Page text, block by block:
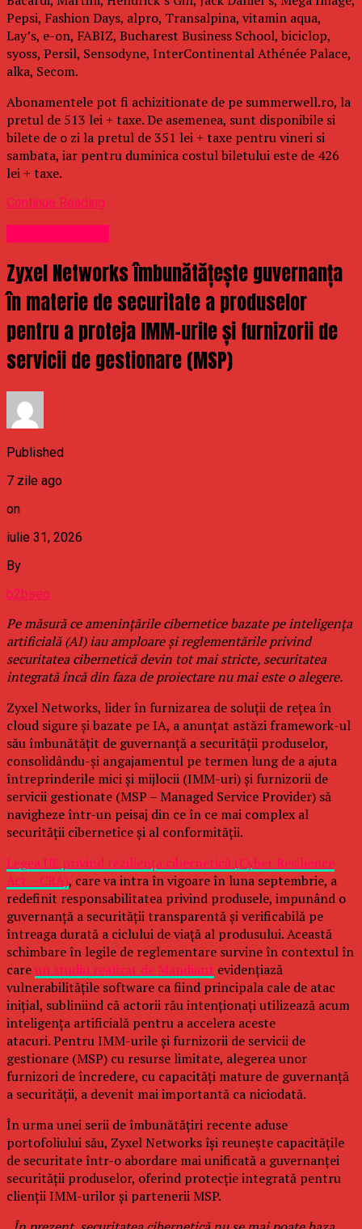
Pepsi, Fashion Days, alpro, Transalpina, vitamin aqua,
Lay’s, e-on, FABIZ, Bucharest Business School, biciclop,
syoss, Persil, Sensodyne, InterContinental Athénée Palace,
alka, Secom.
Abonamentele pot fi achizitionate de pe summerwell.ro, la
pretul de 513 lei + taxe. De asemenea, sunt disponibile si
bilete de o zi la pretul de 351 lei + taxe pentru vineri si
sambata, iar pentru duminica costul biletului este de 426
lei + taxe.
Continue Reading
Zyxel Networks îmbunătățește guvernanța
în materie de securitate a produselor
pentru a proteja IMM-urile și furnizorii de
servicii de gestionare (MSP)
Published
7 zile ago
on
iulie 31, 2026
By
b2bseo
Pe măsură ce amenințările cibernetice bazate pe inteligența
artificială (AI) iau amploare și reglementările privind
securitatea cibernetică devin tot mai stricte, securitatea
integrată încă din faza de proiectare nu mai este o alegere.
Zyxel Networks, lider în furnizarea de soluții de rețea în
cloud sigure și bazate pe IA, a anunțat astăzi framework-ul
său îmbunătățit de guvernanță a securității produselor,
consolidându-și angajamentul pe termen lung de a ajuta
întreprinderile mici și mijlocii (IMM-uri) și furnizorii de
servicii gestionate (MSP – Managed Service Provider) să
navigheze într-un peisaj din ce în ce mai complex al
securității cibernetice și al conformității.
Legea UE privind reziliența cibernetică (Cyber Resilience
Act – CRA), care va intra în vigoare în luna septembrie, a
redefinit responsabilitatea privind produsele, impunând o
guvernanță a securității transparentă și verificabilă pe
întreaga durată a ciclului de viață al produsului. Această
schimbare în legile de reglementare survine în contextul în
careun studiu realizat de Mandiant evidențiază
vulnerabilitățile software ca fiind principala cale de atac
inițial, subliniind că actorii rău intenționați utilizează acum
inteligența artificială pentru a accelera aceste
atacuri. Pentru IMM-urile și furnizorii de servicii de
gestionare (MSP) cu resurse limitate, alegerea unor
furnizori de încredere, cu capacități mature de guvernanță
a securității, a devenit mai importantă ca niciodată.
În urma unei serii de îmbunătățiri recente aduse
portofoliului său, Zyxel Networks își reunește capacitățile
de securitate într-o abordare mai unificată a guvernanței
securității produselor, oferind protecție integrată pentru
clienții IMM-urilor și partenerii MSP.